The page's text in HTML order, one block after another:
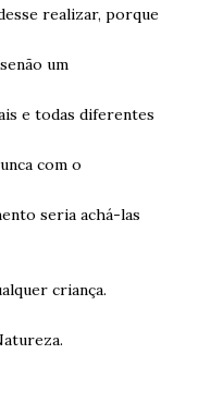
realizar, porque
um
e todas diferentes
com o
seria achá-las
criança.